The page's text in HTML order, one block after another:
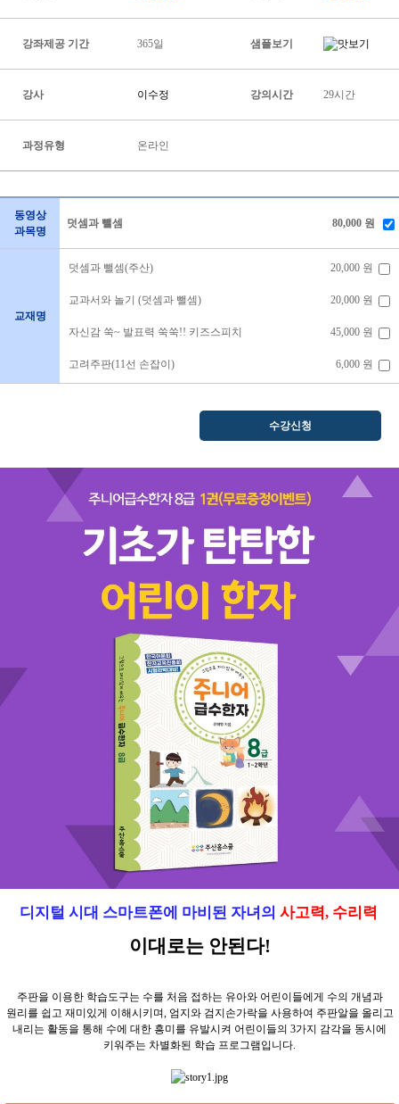
강좌제공 기간 365일 샘플보기
강사 이수정 강의시간 29시간
과정유형 온라인
동영상
과목명
덧셈과 뺄셈 80,000 원
교재명
덧셈과 뺄셈(주산) 20,000 원
교과서와 놀기 (덧셈과 뺄셈) 20,000 원
자신감 쑥~ 발표력 쑥쑥!! 키즈스피치 45,000 원
고려주판(11선 손잡이) 6,000 원
수강신청
디지털 시대 스마트폰에 마비된 자녀의 사고력, 수리력
이대로는 안된다!
주판을 이용한 학습도구는 수를 처음 접하는 유아와 어린이들에게 수의 개념과
원리를 쉽고 재미있게 이해시키며 엄지와 검지손가락을 사용하여 주판알을 올리고
내리는 활동을 통해 수에 대한 흥미를 유발시켜 어린이들의 3가지 감각을 동시에
키워주는 차별화된 학습 프로그램입니다